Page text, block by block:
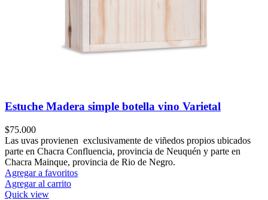
Estuche Madera simple botella vino Varietal
$75.000
Las uvas provienen exclusivamente de viñedos propios ubicados
parte en Chacra Confluencia, provincia de Neuquén y parte en
Chacra Mainque, provincia de Rio de Negro.
Agregar a favoritos
Agregar al carrito
Quick view